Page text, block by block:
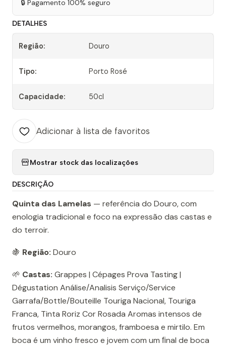
🔒 Pagamento 100% seguro
DETALHES
Região: Douro
Tipo: Porto Rosé
Capacidade: 50cl
Adicionar à lista de favoritos
Mostrar stock das localizações
DESCRIÇÃO
Quinta das Lamelas — referência do Douro, com
enologia tradicional e foco na expressão das castas e
do terroir.
🍇 Região: Douro
🌱 Castas: Grappes | Cépages Prova Tasting |
Dégustation Análise/Analisis Serviço/Service
Garrafa/Bottle/Bouteille Touriga Nacional, Touriga
Franca, Tinta Roriz Cor Rosada Aromas intensos de
frutos vermelhos, morangos, framboesa e mirtilo. Em
boca é um vinho fresco e jovem com um ﬁnal de boca